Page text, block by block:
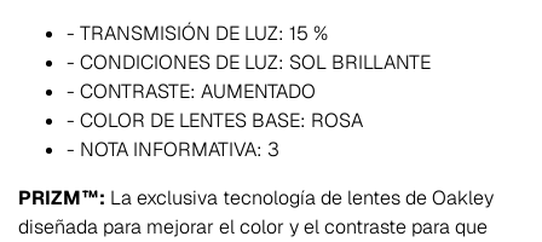
- TRANSMISIÓN DE LUZ: 15 %
- CONDICIONES DE LUZ: SOL BRILLANTE
- CONTRASTE: AUMENTADO
- COLOR DE LENTES BASE: ROSA
- NOTA INFORMATIVA: 3
PRIZM™: La exclusiva tecnología de lentes de Oakley
diseñada para mejorar el color y el contraste para que